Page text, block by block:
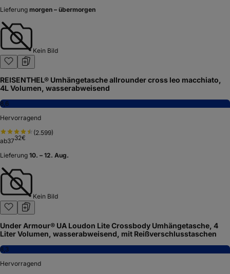
Lieferung morgen – übermorgen
Kein Bild
REISENTHEL® Umhängetasche allrounder cross leo macchiato,
4L Volumen, wasserabweisend
8,6
Hervorragend
(2.599)
ab3732€
Lieferung 10. – 12. Aug.
Kein Bild
Under Armour® UA Loudon Lite Crossbody Umhängetasche, 4
Liter Volumen, wasserabweisend, mit Reißverschlusstaschen
8,3
Hervorragend